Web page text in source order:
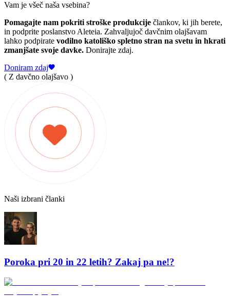
Vam je všeč naša vsebina?
Pomagajte nam pokriti stroške produkcije člankov, ki jih berete,
in podprite poslanstvo Aleteia. Zahvaljujoč davčnim olajšavam
lahko podpirate vodilno katoliško spletno stran na svetu in hkrati
zmanjšate svoje davke. Donirajte zdaj.
Doniram zdaj
( Z davčno olajšavo )
Naši izbrani članki
Poroka pri 20 in 22 letih? Zakaj pa ne!?